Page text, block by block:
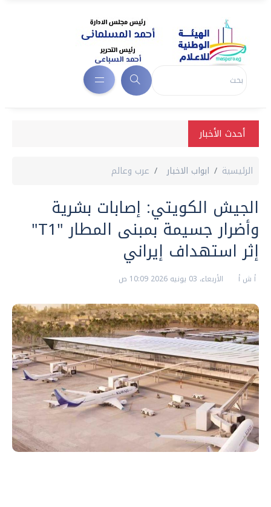
أحدث الأخبار
الرئيسية ابواب الاخبار عرب وعالم
الجيش الكويتي: إصابات بشرية
وأضرار جسيمة بمبنى المطار "T1"
إثر استهداف إيراني
أ ش أ الأربعاء، 03 يونيه 2026 10:09 ص